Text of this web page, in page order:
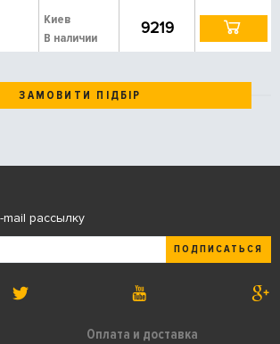
Киев
В наличии
9219
ЗАМОВИТИ ПІДБІР
Оплата и доставка
рассылку
ПОДПИСАТЬСЯ